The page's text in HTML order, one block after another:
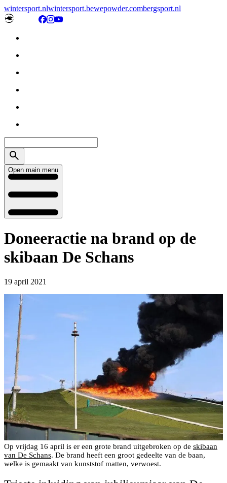
wintersport.nlwintersport.bewepowder.combergsport.nl
Open main menu
Doneeractie na brand op de
skibaan De Schans
19 april 2021
Op vrijdag 16 april is er een grote brand uitgebroken op de skibaan
van De Schans. De brand heeft een groot gedeelte van de baan,
welke is gemaakt van kunststof matten, verwoest.